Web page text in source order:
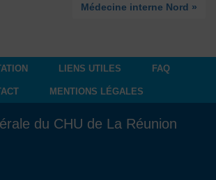
Médecine interne Nord »
LIENS UTILES FAQ
MENTIONS LÉGALES
du CHU de La Réunion